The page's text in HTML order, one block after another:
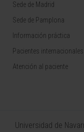
Sede de Madrid
Sede de Pamplona
Información práctica
Pacientes internacionales
Atención al paciente
Universidad de